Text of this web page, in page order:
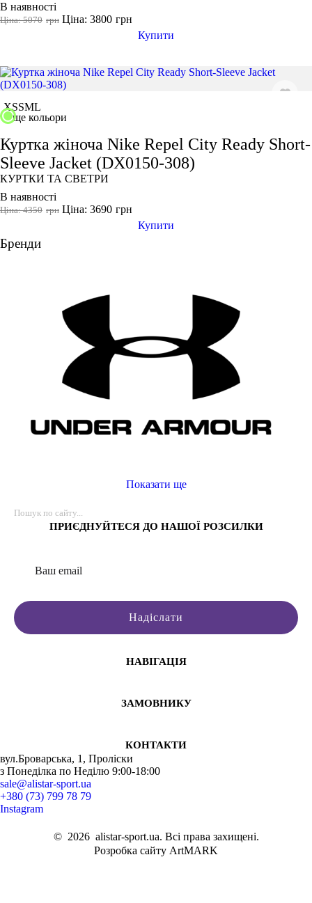
В наявності
грн
Ціна: 5070 грн
Ціна: 3800
Купити
XSSML
ще кольори
Куртка жіноча Nike Repel City Ready Short-
Sleeve Jacket (DX0150-308)
КУРТКИ ТА СВЕТРИ
В наявності
грн
Ціна: 4350 грн
Ціна: 3690
Купити
Бренди
Показати ще
ПРИЄДНУЙТЕСЯ ДО НАШОЇ РОЗСИЛКИ
Надіслати
НАВІГАЦІЯ
ЗАМОВНИКУ
КОНТАКТИ
вул.Броварська, 1, Проліски
з Понеділка по Неділю 9:00-18:00
sale@alistar-sport.ua
+380 (73) 799 78 79
Instagram
© 2026alistar-sport.ua. Всі права захищені.
Розробка сайту ArtMARK